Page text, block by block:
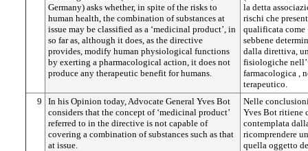
Germany) asks whether, in spite of the risks to
human health, the combination of substances at
issue may be classified as a ‘medicinal product’, in
so far as, although it does, as the directive
provides, modify human physiological functions
by exerting a pharmacological action, it does not
produce any therapeutic benefit for humans.
la detta
rischi che
qualificata come
sebbene
dalla direttiva,
fisiologiche
farmacologica ,
terapeutico.
9
In his Opinion today, Advocate General Yves Bot
considers that the concept of ‘medicinal product’
referred to in the directive is not capable of
covering a combination of substances such as that
at issue.
Nelle
Yves Bot ritiene
contemplata
ricomprendere
quella oggetto